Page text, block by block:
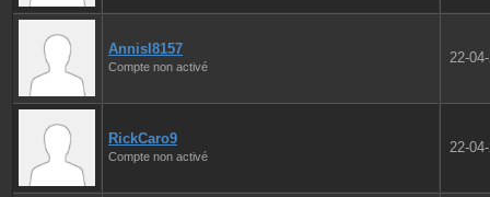
AnnisI8157
Compte non activé
22-
RickCaro9
Compte non activé
22-